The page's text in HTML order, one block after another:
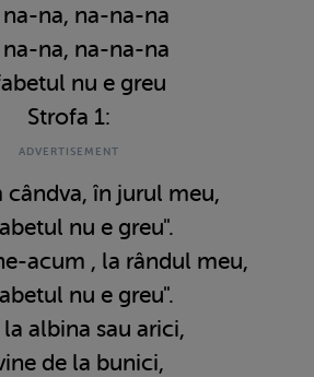
na-na, na-na-na
na-na, na-na-na
nu e greu
Strofa 1:
cândva, în jurul meu,
nu e greu".
acum , la rândul meu,
nu e greu".
la albina sau arici,
de la bunici,